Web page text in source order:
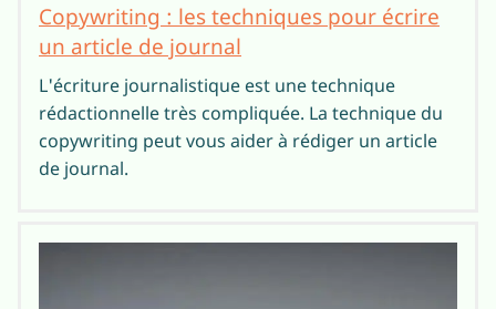
Copywriting : les techniques pour écrire
un article de journal
L'écriture journalistique est une technique
rédactionnelle très compliquée. La technique du
copywriting peut vous aider à rédiger un article
de journal.